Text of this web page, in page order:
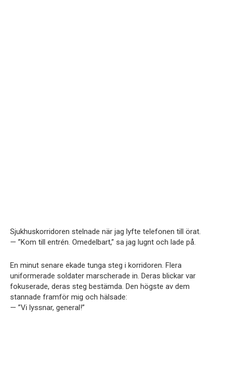
Sjukhuskorridoren stelnade när jag lyfte telefonen till örat.
— ”Kom till entrén. Omedelbart,” sa jag lugnt och lade på.
En minut senare ekade tunga steg i korridoren. Flera
uniformerade soldater marscherade in. Deras blickar var
fokuserade, deras steg bestämda. Den högste av dem
stannade framför mig och hälsade:
— ”Vi lyssnar, general!”